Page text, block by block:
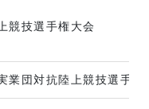
競技選手権大会
業団対抗陸上競技選手権